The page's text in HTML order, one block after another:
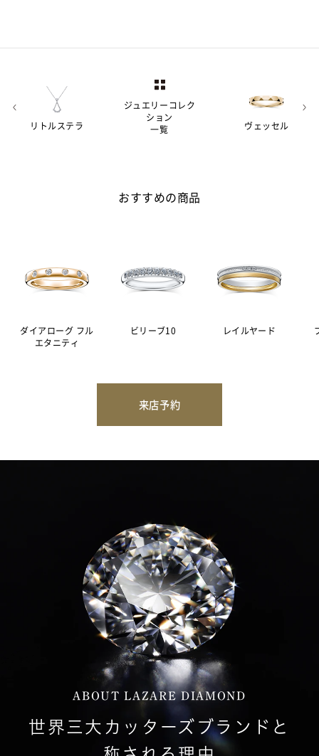
ジュエリーコレク
ション
一覧
リトルステラ ヴェッセル
おすすめの商品
ダイアローグ フル
エタニティ
ビリーブ10 レイルヤード
来店予約
ABOUT LAZARE DIAMOND
世界三大カッターズブランドと